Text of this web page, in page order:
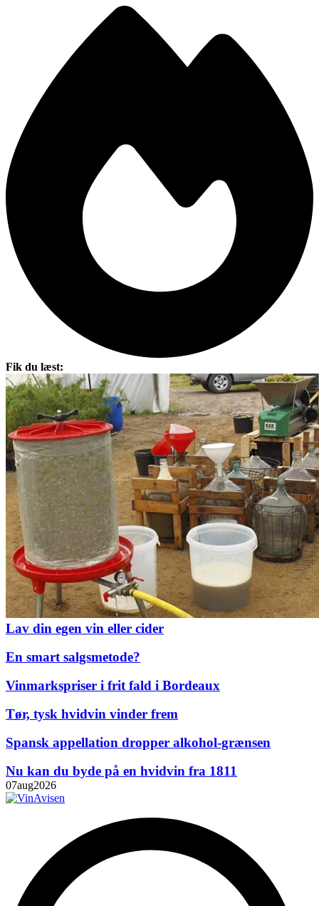
Fik du læst:
Lav din egen vin eller cider
En smart salgsmetode?
Vinmarkspriser i frit fald i Bordeaux
Tør, tysk hvidvin vinder frem
Spansk appellation dropper alkohol-grænsen
Nu kan du byde på en hvidvin fra 1811
07aug2026